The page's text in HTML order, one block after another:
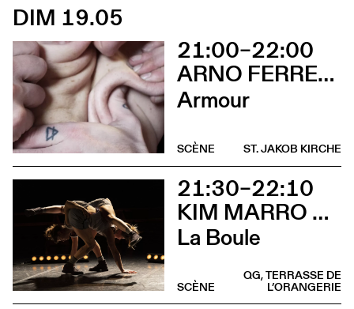
DIM 19.05
21:00–22:00
ARNO FERRERA & GILLES POLET
Armour
ST. JAKOB KIRCHE
SCÈNE
21:30–22:10
KIM MARRO & LIAM LELARGE
La Boule
QG, TERRASSE DE
L’ORANGERIE
SCÈNE